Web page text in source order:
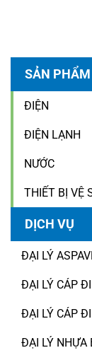
SẢN PHẨM
ĐIỆN
ĐIỆN LẠNH
NƯỚC
THIẾT BỊ VỆ
DỊCH VỤ
ĐẠI LÝ
ĐẠI LÝ CÁP
ĐẠI LÝ CÁP
ĐẠI LÝ NHỰA